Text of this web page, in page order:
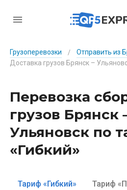
Грузоперевозки / Отправить из
Перевозка
грузов Брянск
Ульяновск по
«Гибкий»
Тариф «Гибкий» Тариф